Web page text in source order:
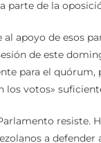
de este
para el quórum,
los votos»
a defender a